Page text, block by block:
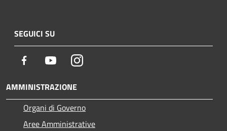
SEGUICI SU
Facebook YoutubeInstagram
AMMINISTRAZIONE
Organi di Governo
Aree Amministrative